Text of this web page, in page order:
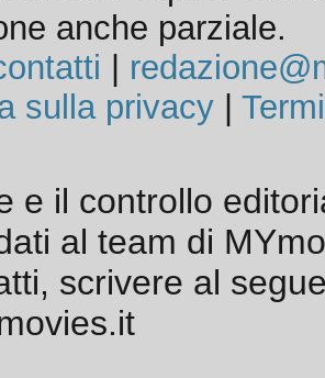
anche parziale.
sulla privacy|
e il controllo
al team di
scrivere al